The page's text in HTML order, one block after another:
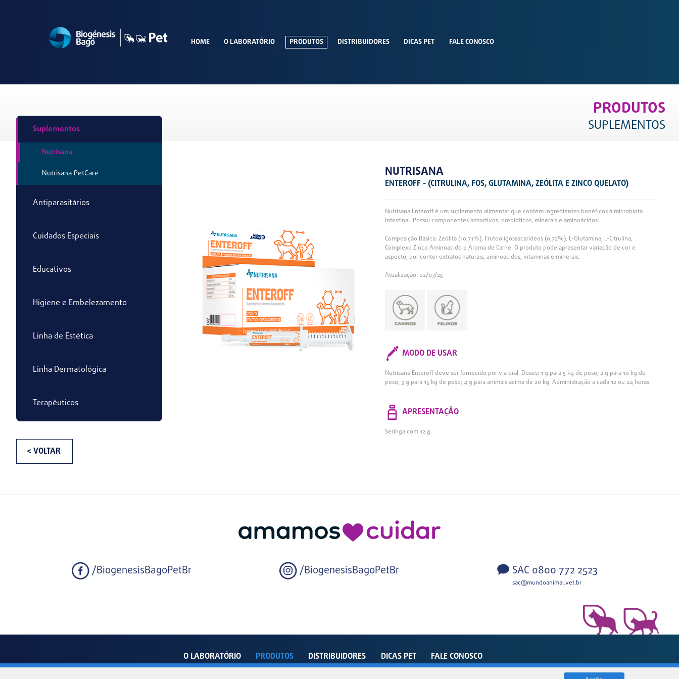
HOME O LABORATÓRIO PRODUTOS DISTRIBUIDORES DICAS PET FALE CONOSCO
PRODUTOS
SUPLEMENTOS
Suplementos
Nutrisana
Nutrisana PetCare
Antiparasitários
Cuidados Especiais
Educativos
Higiene e Embelezamento
Linha de Estética
Linha Dermatológica
Terapêuticos
< VOLTAR
NUTRISANA
ENTEROFF - (CITRULINA, FOS, GLUTAMINA, ZEÓLITA E ZINCO QUELATO)
Nutrisana Enteroff é um suplemento alimentar que contém ingredientes benéficos à microbiota
intestinal. Possui componentes adsortivos, prebióticos, minerais e aminoácidos.
Composição Básica: Zeólita (10,71%), Frutooligossacarídeos (0,72%), L-Glutamina, L-Citrulina,
Complexo Zinco Aminoácido e Aroma de Carne. O produto pode apresentar variação de cor e
aspecto, por conter extratos naturais, aminoácidos, vitaminas e minerais.
Atualização: 02/07/25
MODO DE USAR
Nutrisana Enteroff deve ser fornecido por via oral. Doses: 1 g para 5 kg de peso; 2 g para 10 kg de
peso; 3 g para 15 kg de peso; 4 g para animais acima de 20 kg. Administração a cada 12 ou 24 horas.
APRESENTAÇÃO
Seringa com 12 g.
/BiogenesisBagoPetBr /BiogenesisBagoPetBr SAC 0800 772 2523
sac@mundoanimal.vet.br
O LABORATÓRIO PRODUTOS DISTRIBUIDORES DICAS PET FALE CONOSCO